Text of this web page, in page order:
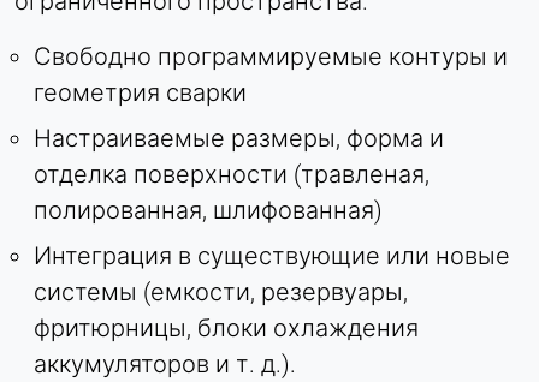
Свободно программируемые контуры и
геометрия сварки
Настраиваемые размеры, форма и
отделка поверхности (травленая,
полированная, шлифованная)
Интеграция в существующие или новые
системы (емкости, резервуары,
фритюрницы, блоки охлаждения
аккумуляторов и т. д.).